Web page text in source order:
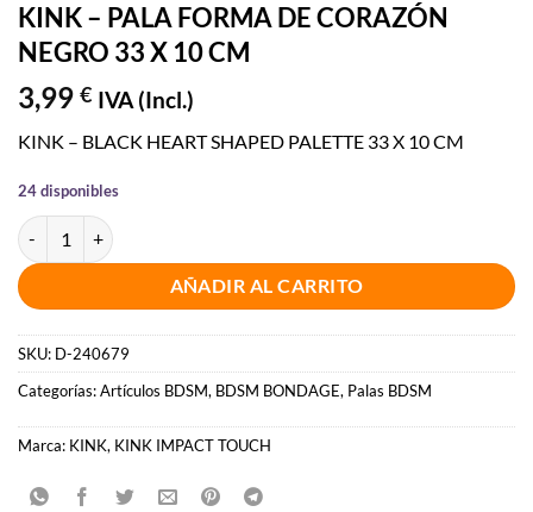
KINK – PALA FORMA DE CORAZÓN
NEGRO 33 X 10 CM
3,99 € IVA (Incl.)
KINK – BLACK HEART SHAPED PALETTE 33 X 10 CM
24 disponibles
KINK - PALA FORMA DE CORAZÓN NEGRO 33 X 10 CM cantidad
AÑADIR AL CARRITO
SKU: D-240679
Categorías:Artículos BDSM, BDSM BONDAGE, Palas BDSM
Marca: KINK, KINK IMPACT TOUCH